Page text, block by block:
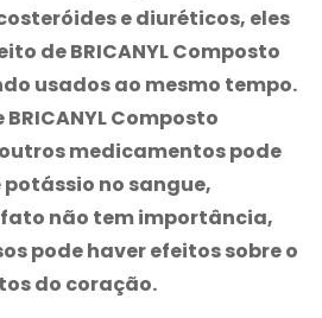
e diuréticos, eles
deBRICANYL Composto
usados ao mesmo tempo.
BRICANYL Composto
medicamentos pode
no sangue,
não tem importância,
pode haver efeitos sobre o
do coração.